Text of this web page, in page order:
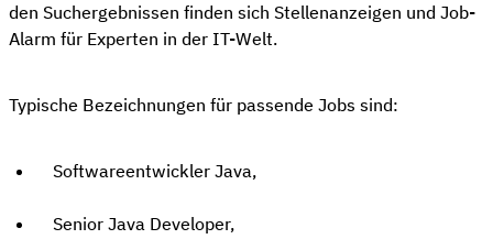
den Suchergebnissen finden sich Stellenanzeigen und Job-
Alarm für Experten in der IT-Welt.
Typische Bezeichnungen für passende Jobs sind:
Softwareentwickler Java,
Senior Java Developer,